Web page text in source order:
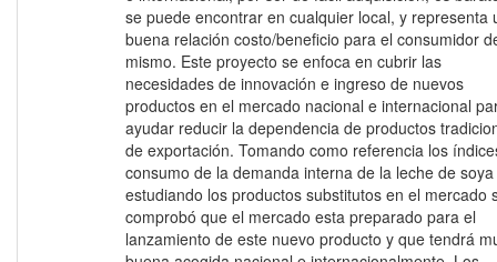
se puede encontrar en cualquier local, y representa
buena relación costo/beneficio para el consumidor
mismo. Este proyecto se enfoca en cubrir las
necesidades de innovación e ingreso de nuevos
productos en el mercado nacional e internacional
ayudar reducir la dependencia de productos
de exportación. Tomando como referencia los
consumo de la demanda interna de la leche de
estudiando los productos substitutos en el mercado
comprobó que el mercado esta preparado para el
lanzamiento de este nuevo producto y que tendrá